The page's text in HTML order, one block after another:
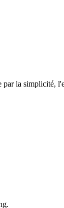
la simplicité,